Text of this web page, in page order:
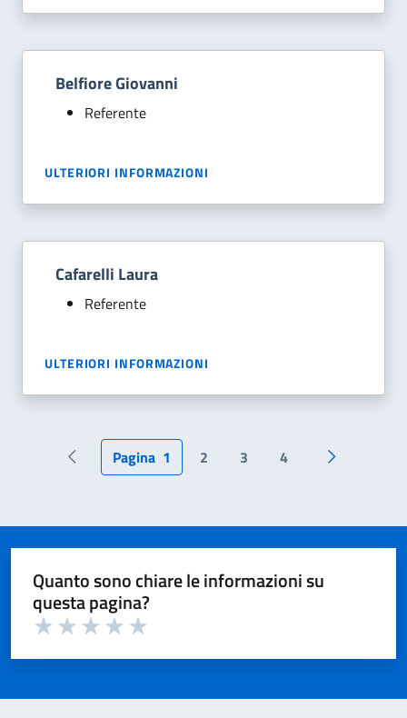
Belfiore Giovanni
Referente
ULTERIORI INFORMAZIONI
Cafarelli Laura
Referente
ULTERIORI INFORMAZIONI
Pagina precedente
Pagina 1 2 3 4 Pagina
Quanto sono chiare le informazioni su
questa pagina?